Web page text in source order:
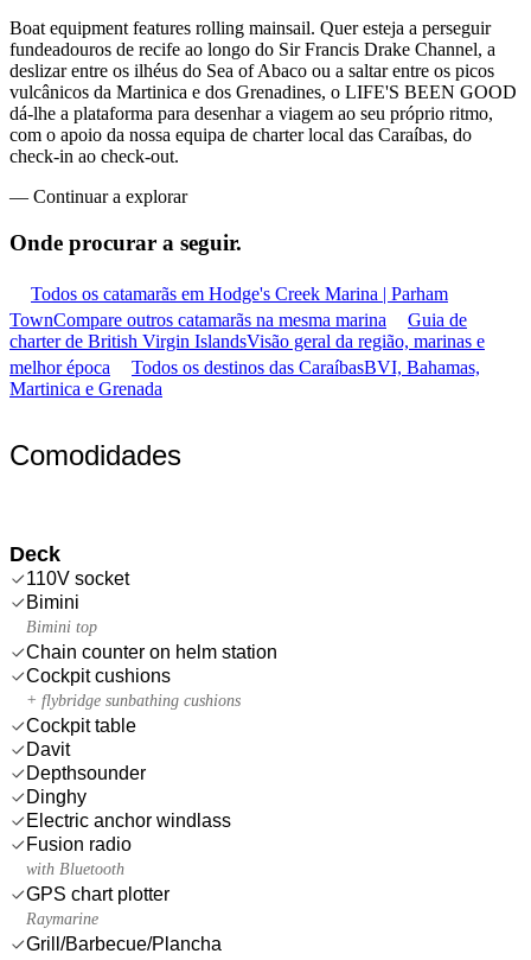
Boat equipment features rolling mainsail. Quer esteja a perseguir
fundeadouros de recife ao longo do Sir Francis Drake Channel, a
deslizar entre os ilhéus do Sea of Abaco ou a saltar entre os picos
vulcânicos da Martinica e dos Grenadines, o LIFE'S BEEN GOOD
dá-lhe a plataforma para desenhar a viagem ao seu próprio ritmo,
com o apoio da nossa equipa de charter local das Caraíbas, do
check-in ao check-out.
— Continuar a explorar
Onde procurar a seguir.
Todos os catamarãs em Hodge's Creek Marina | Parham
TownCompare outros catamarãs na mesma marina
Guia de
charter de British Virgin IslandsVisão geral da região, marinas e
melhor época
Todos os destinos das CaraíbasBVI, Bahamas,
Martinica e Grenada
Comodidades
Deck
110V socket
Bimini
Bimini top
Chain counter on helm station
Cockpit cushions
+ flybridge sunbathing cushions
Cockpit table
Davit
Depthsounder
Dinghy
Electric anchor windlass
Fusion radio
with Bluetooth
GPS chart plotter
Raymarine
Grill/Barbecue/Plancha